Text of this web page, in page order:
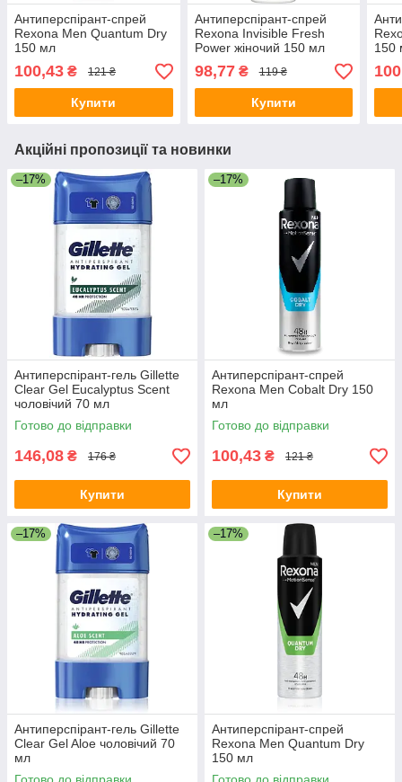
Антиперспірант-спрей
Rexona Men Quantum Dry
150 мл
100,43 ₴ 121 ₴
Купити
Антиперспірант-спрей
Rexona Invisible Fresh
Power жіночий 150 мл
98,77₴ 119 ₴
Купити
150
Акційні пропозиції та новинки
–17%
Антиперспірант-гель Gillette
Clear Gel Eucalyptus Scent
чоловічий 70 мл
Готово до відправки
146,08 ₴ 176 ₴
Купити
–17%
Антиперспірант-спрей
Rexona Men Cobalt Dry 150
мл
Готово до відправки
100,43 ₴ 121 ₴
Купити
–17%
Антиперспірант-гель Gillette
Clear Gel Aloe чоловічий 70
мл
–17%
Антиперспірант-спрей
Rexona Men Quantum Dry
150 мл